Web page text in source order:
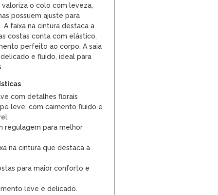
o colo com leveza,
possuem ajuste para
faixa na cintura destaca a
costas conta com elástico,
perfeito ao corpo. A saia
e fluido, ideal para
com detalhes florais
leve, com caimento fluido e
regulagem para melhor
na cintura que destaca a
para maior conforto e
leve e delicado.